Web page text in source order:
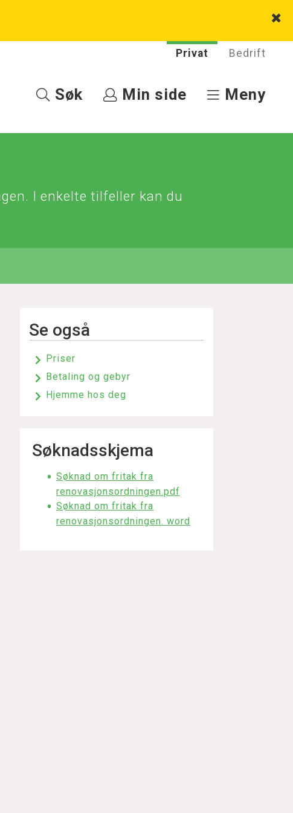
Privat Bedrift
Søk Min side Meny
I enkelte tilfeller kan du
Se også
Priser
Betaling og gebyr
Hjemme hos deg
Søknadsskjema
Søknad om fritak fra
renovasjonsordningen.pdf
Søknad om fritak fra
renovasjonsordningen. word